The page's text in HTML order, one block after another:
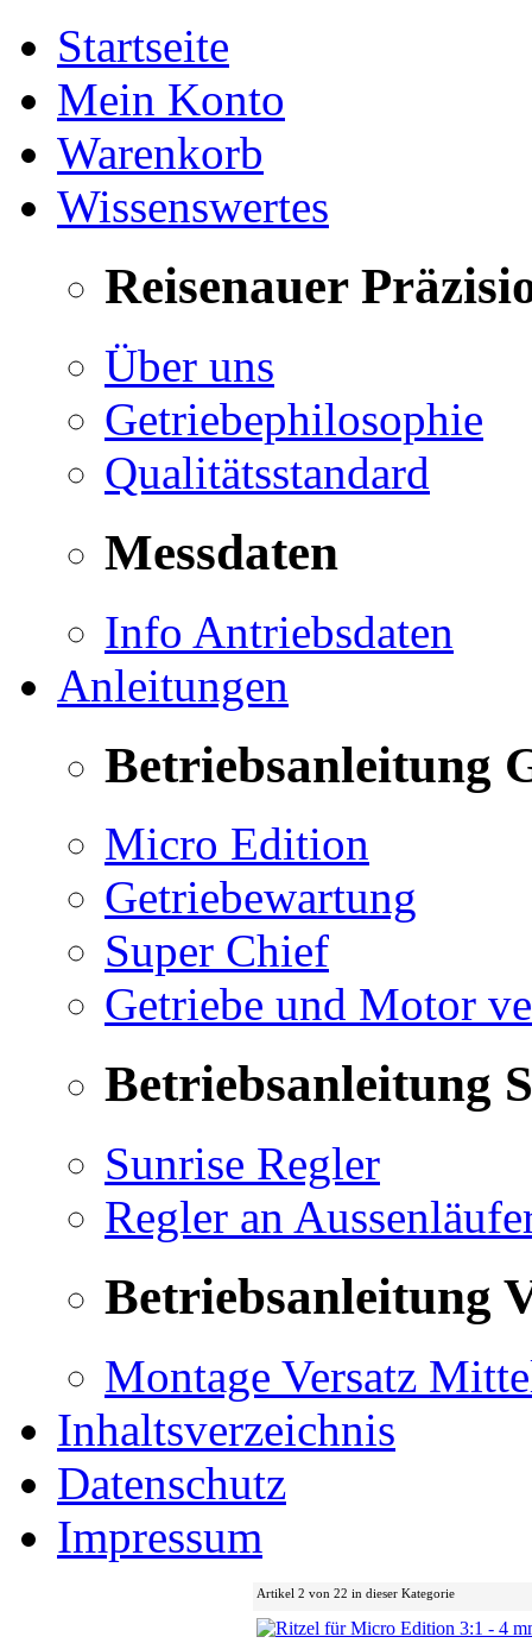
Startseite
Mein Konto
Warenkorb
Wissenswertes
Reisenauer
Über uns
Getriebephilosophie
Qualitätsstandard
Messdaten
Info Antriebsdaten
Anleitungen
Betriebsanleitung
Micro Edition
Getriebewartung
Super Chief
Getriebe und Motor
Betriebsanleitung
Sunrise Regler
Regler an
Betriebsanleitung
Montage Versatz
Inhaltsverzeichnis
Datenschutz
Impressum
Artikel 2 von 22 in dieser Kategorie